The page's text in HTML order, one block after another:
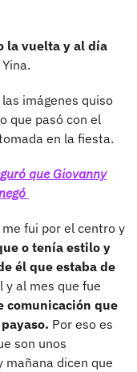
la vuelta y al día
imágenes quiso
que pasó con el
en la fiesta.
que Giovanny
fui por el centro y
o tenía estilo y
él que estaba de
y al mes que fue
comunicación que
Por eso es
son unos
dicen que